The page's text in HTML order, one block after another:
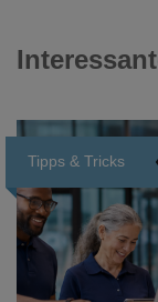
Tipps & Tricks